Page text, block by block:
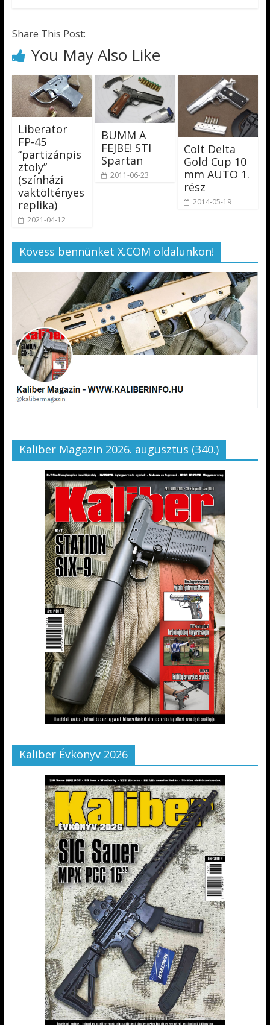
Share This Post:
You May Also Like
Liberator
FP-45
“partizánpis
ztoly”
(színházi
vaktöltényes
replika)
2021-04-12
BUMM A
FEJBE! STI
Spartan
2011-06-23
Colt Delta
Gold Cup 10
mm AUTO 1.
rész
2014-05-19
Kövess bennünket X.COM oldalunkon!
Kaliber Magazin 2026. augusztus (340.)
Kaliber Évkönyv 2026